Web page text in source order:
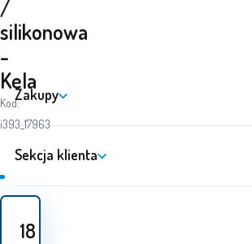
/
silikonowa
-
Kela
Kod:
i393_17963
18
Zakupy
Sekcja klienta